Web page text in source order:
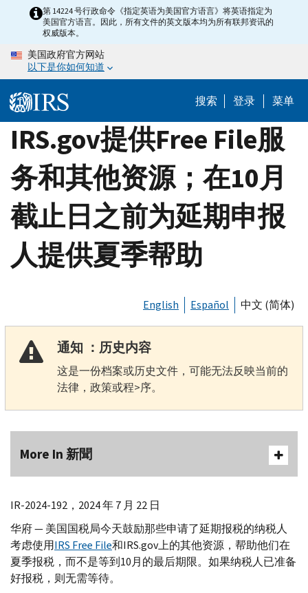
content
第 14224 号行政命令《指定英语为美国官方语言》将英语指定为
美国官方语言。因此，所有文件的英文版本均为所有联邦资讯的
权威版本。
美国政府官方网站
以下是你如何知道
搜索 登录 菜单
IRS.gov提供Free File服
务和其他资源；在10月
截止日之前为延期申报
人提供夏季帮助
English Español 中文 (简体)
通知 ：历史内容
这是一份档案或历史文件，可能无法反映当前的
法律，政策或程>序。
More In 新聞
IR-2024-192，2024 年 7 月 22 日
华府 — 美国国税局今天鼓励那些申请了延期报税的纳税人
考虑使用IRS Free File和IRS.gov上的其他资源，帮助他们在
夏季报税，而不是等到10月的最后期限。如果纳税人已准备
好报税，则无需等待。